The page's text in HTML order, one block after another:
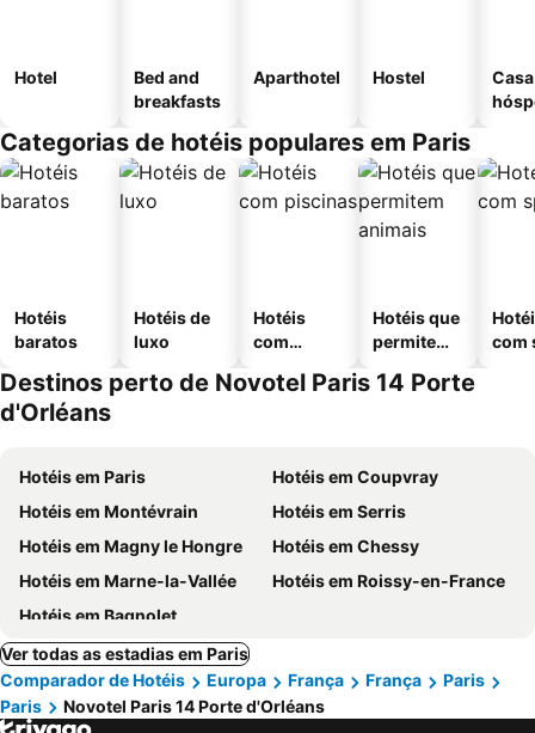
Hotel
Bed and
breakfasts
Aparthotel Hostel
Categorias de hotéis populares em Paris
Hotéis
baratos
Hotéis de
luxo
Hotéis
com
Hotéis que
permitem
com
Destinos perto de Novotel Paris 14 Porte
d'Orléans
Hotéis em Paris
Hotéis em Coupvray
Hotéis em Montévrain
Hotéis em Serris
Hotéis em Magny le Hongre
Hotéis em Chessy
Hotéis em Marne-la-Vallée
Hotéis em Roissy-en-France
Hotéis em Bagnolet
Ver todas as estadias em Paris
Comparador de Hotéis
Europa França França
Paris
Paris
Novotel Paris 14 Porte d'Orléans